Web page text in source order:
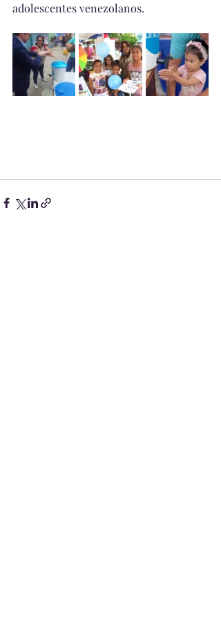
adolescentes venezolanos.